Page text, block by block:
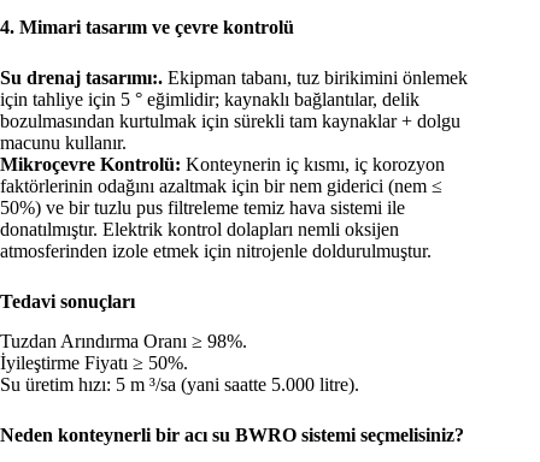
4. Mimari tasarım ve çevre kontrolü
Su drenaj tasarımı:. Ekipman tabanı, tuz birikimini önlemek
için tahliye için 5 ° eğimlidir; kaynaklı bağlantılar, delik
bozulmasından kurtulmak için sürekli tam kaynaklar + dolgu
macunu kullanır.
Mikroçevre Kontrolü: Konteynerin iç kısmı, iç korozyon
faktörlerinin odağını azaltmak için bir nem giderici (nem ≤
50%) ve bir tuzlu pus filtreleme temiz hava sistemi ile
donatılmıştır. Elektrik kontrol dolapları nemli oksijen
atmosferinden izole etmek için nitrojenle doldurulmuştur.
Tedavi sonuçları
Tuzdan Arındırma Oranı ≥ 98%.
İyileştirme Fiyatı ≥ 50%.
Su üretim hızı: 5 m ³/sa (yani saatte 5.000 litre).
Neden konteynerli bir acı su BWRO sistemi seçmelisiniz?